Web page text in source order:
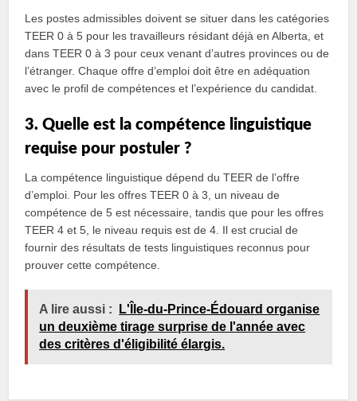
Les postes admissibles doivent se situer dans les catégories
TEER 0 à 5 pour les travailleurs résidant déjà en Alberta, et
dans TEER 0 à 3 pour ceux venant d’autres provinces ou de
l’étranger. Chaque offre d’emploi doit être en adéquation
avec le profil de compétences et l’expérience du candidat.
3. Quelle est la compétence linguistique
requise pour postuler ?
La compétence linguistique dépend du TEER de l’offre
d’emploi. Pour les offres TEER 0 à 3, un niveau de
compétence de 5 est nécessaire, tandis que pour les offres
TEER 4 et 5, le niveau requis est de 4. Il est crucial de
fournir des résultats de tests linguistiques reconnus pour
prouver cette compétence.
A lire aussi :
L'Île-du-Prince-Édouard organise
un deuxième tirage surprise de l'année avec
des critères d'éligibilité élargis.